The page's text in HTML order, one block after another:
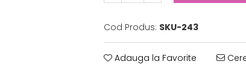
Cod Produs: SKU-243
Adauga la Favorite